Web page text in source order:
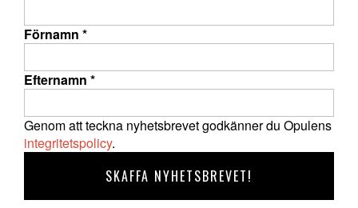
Förnamn *
Efternamn *
Genom att teckna nyhetsbrevet godkänner du Opulens
integritetspolicy.